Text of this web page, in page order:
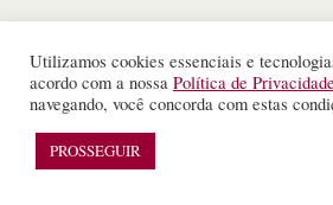
Utilizamos cookies essenciais e
acordo com a nossa Política de Privacidade
navegando, você concorda com estas
PROSSEGUIR